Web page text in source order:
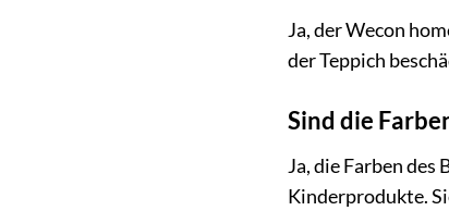
Ja, der Wecon
der Teppich
Sind die
Ja, die Farben
Kinderprodukte.